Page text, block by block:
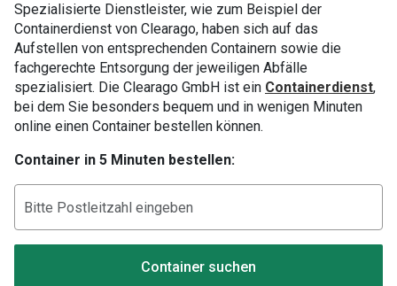
Spezialisierte Dienstleister, wie zum Beispiel der
Containerdienst von Clearago, haben sich auf das
Aufstellen von entsprechenden Containern sowie die
fachgerechte Entsorgung der jeweiligen Abfälle
spezialisiert. Die Clearago GmbH ist ein Containerdienst,
bei dem Sie besonders bequem und in wenigen Minuten
online einen Container bestellen können.
Container in 5 Minuten bestellen:
Container suchen